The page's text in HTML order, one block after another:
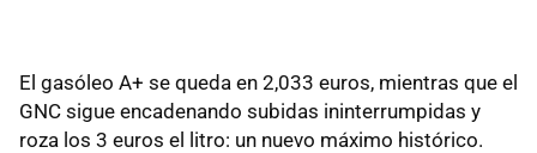
El gasóleo A+ se queda en 2,033 euros, mientras que el
GNC sigue encadenando subidas ininterrumpidas y
roza los 3 euros el litro: un nuevo máximo histórico.